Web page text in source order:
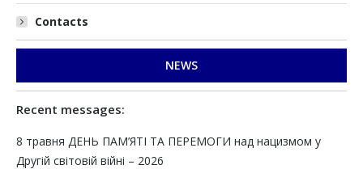
Contacts
NEWS
Recent messages:
8 травня ДЕНЬ ПАМ’ЯТІ ТА ПЕРЕМОГИ над нацизмом у
Другій світовій війні – 2026